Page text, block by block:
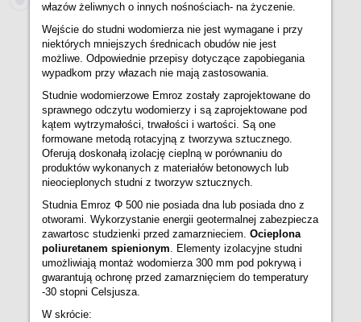
włazów żeliwnych o innych nośnościach- na życzenie.
Wejście do studni wodomierza nie jest wymagane i przy
niektórych mniejszych średnicach obudów nie jest
możliwe. Odpowiednie przepisy dotyczące zapobiegania
wypadkom przy włazach nie mają zastosowania.
Studnie wodomierzowe Emroz zostały zaprojektowane do
sprawnego odczytu wodomierzy i są zaprojektowane pod
kątem wytrzymałości, trwałości i wartości. Są one
formowane metodą rotacyjną z tworzywa sztucznego.
Oferują doskonałą izolację cieplną w porównaniu do
produktów wykonanych z materiałów betonowych lub
nieocieplonych studni z tworzyw sztucznych.
Studnia Emroz Φ 500 nie posiada dna lub posiada dno z
otworami. Wykorzystanie energii geotermalnej zabezpiecza
zawartosc studzienki przed zamarznieciem.Ocieplona
poliuretanem spienionym. Elementy izolacyjne studni
umożliwiają montaż wodomierza 300 mm pod pokrywą i
gwarantują ochronę przed zamarznięciem do temperatury
-30 stopni Celsjusza.
W skrócie: